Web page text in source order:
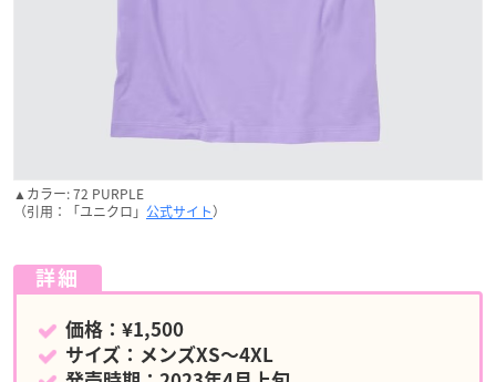
▲カラー: 72 PURPLE
（引用：「ユニクロ」 公式サイト）
詳細
価格：¥1,500
サイズ：メンズXS〜4XL